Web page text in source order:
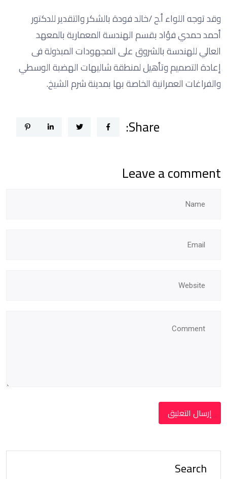
وقد توجه اللواء أ.ح /خالد فودة بالشكر والتقدير للدكتور
أحمد حمدي فؤاد بقسم الهندسة المعمارية بالمعهد
العالي للهندسة بالشروق على المجهودات المبذولة فى
إعادة التصميم وتأهيل لمنطقة شاليهات الهضبة الوسطي
والفراغات العمرانية الخاصة بها بمدينة شرم الشيخ.
Share:
Leave a comment
Search